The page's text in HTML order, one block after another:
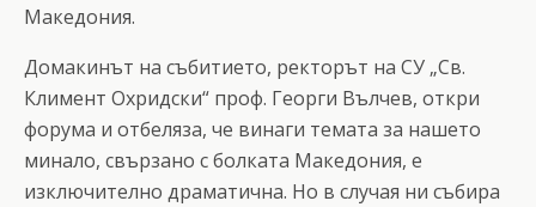
Македония.
Домакинът на събитието, ректорът на СУ „Св.
Климент Охридски“ проф. Георги Вълчев, откри
форума и отбеляза, че винаги темата за нашето
минало, свързано с болката Македония, е
изключително драматична. Но в случая ни събира